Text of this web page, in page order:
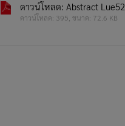
ดาวน์โหลด: Abstract Lue52
ดาวน์โหลด: 395, ขนาด: 72.6 KB